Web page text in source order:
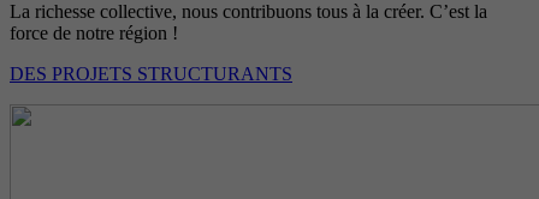
La richesse collective, nous contribuons tous à la créer. C’est la
force de notre région !
DES PROJETS STRUCTURANTS